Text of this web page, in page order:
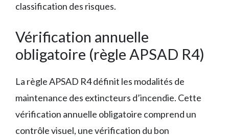
classification des risques.
Vérification annuelle
obligatoire (règle APSAD R4)
La règle APSAD R4 définit les modalités de
maintenance des extincteurs d’incendie. Cette
vérification annuelle obligatoire comprend un
contrôle visuel, une vérification du bon